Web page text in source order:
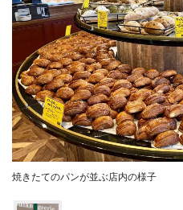
焼きたてのパンが並ぶ店内の様子